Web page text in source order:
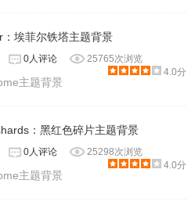
：埃菲尔铁塔主题背景
0人评论
25765次浏览
4.0分
主题背景
：黑红色碎片主题背景
0人评论
25298次浏览
4.0分
主题背景